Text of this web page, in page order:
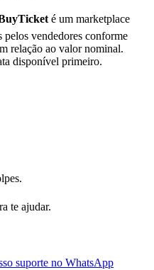
é um marketplace
pelos vendedores conforme
relação ao valor nominal.
disponível primeiro.
te ajudar.
suporte no WhatsApp